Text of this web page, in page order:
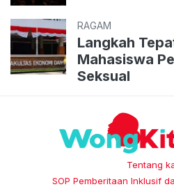
RAGAM
Langkah
Mahasiswa
Seksual
Tentang
SOP Pemberitaan Inklusif